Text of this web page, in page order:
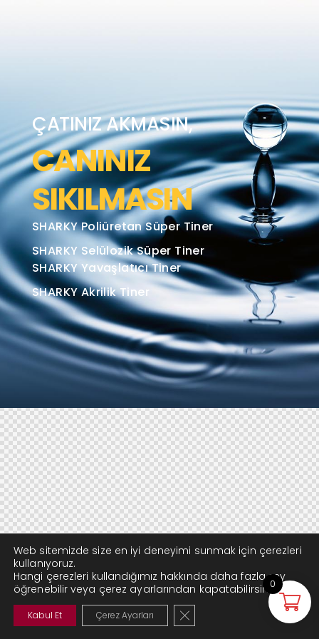
ÇATINIZ AKMASIN,
CANINIZ
SIKILMASIN
SHARKY Poliüretan Süper Tiner
SHARKY Selülozik Süper Tiner
SHARKY Yavaşlatıcı Tiner
SHARKY Akrilik Tiner
Web sitemizde size en iyi deneyimi sunmak için çerezleri
kullanıyoruz.
Hangi çerezleri kullandığımız hakkında daha fazla şey
öğrenebilir veya çerez ayarlarından kapatabilirsiniz.
Kabul Et Çerez Ayarları GDPR çerez şeridini kapat
0